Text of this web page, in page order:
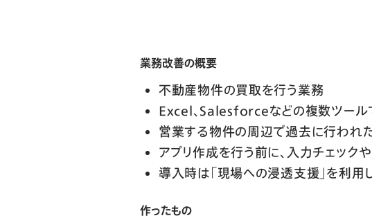
業務改善の概要
不動産物件の買取を行う業務
Excel、Salesforceなどの複数ツー
営業する物件の周辺で過去に行われ
アプリ作成を行う前に、入力チェック
導入時は「現場への浸透支援」を利用
作ったもの